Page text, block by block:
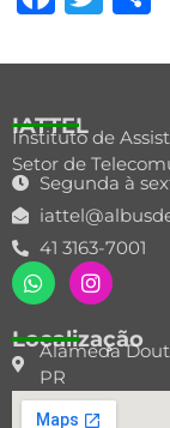
IATTEL
Instituto de
Setor de
Segunda à
41 3163-7001
Localização
Alameda
PR